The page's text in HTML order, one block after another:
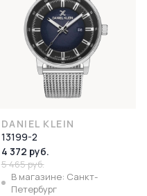
DANIEL KLEIN
13199-2
4 372 руб.
5 465 руб.
В магазине: Санкт-
Петербург